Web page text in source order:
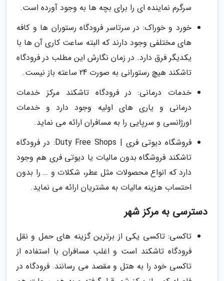
سرگرم نماینده ای را برای بچه ها به وجود آورده است.
خورد و خوراک: در سرتاسر فرودگاه رستوران ها و کافه
های مختلفی وجود دارند که البته ساعت کاری آن ها با
یکدیگر فرق دارد. در زمان نگارش این مطلب در فرودگاه
تاشکند هیچ رستورانی به صورت 24 ساعته باز نیست.
خدمات درمانی: در فرودگاه تاشکند مرکز خدمات
درمانی و یاری های اولیه وجود دارد و خدمات
اورژانسی و سرپایی را به مسافران ارائه می نماید.
فروشگاه دیوتی فری | Duty Free Shops: در فرودگاه
تاشکند فروشگاه بدون مالیات یا دیوتی فری هم وجود
دارد که انواع محصولات مثل عطر، شکلات و … را بدون
احتساب هزینه مالیات به مشتریان ارائه می نماید.
دسترسی به مرکز شهر
تاکسی: تاکسی یکی از برترین گزینه های حمل و نقل
فرودگاه تاشکند است و اغلب مسافران با استفاده از
تاکسی خود را به هتل و مقصد می رسانند. فرودگاه در